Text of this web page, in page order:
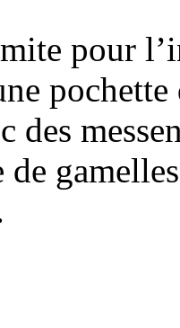
pour
des
de